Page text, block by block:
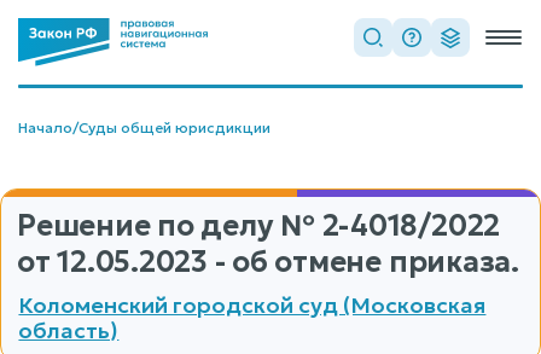
Начало/Суды общей юрисдикции
Решение по делу № 2-4018/2022
от 12.05.2023 - об отмене приказа.
Коломенский городской суд (Московская
область)